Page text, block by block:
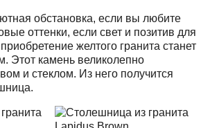
обстановка, если вы любите
оттенки, если свет и позитив для
желтого гранита станет
Этот камень великолепно
и стеклом. Из него получится